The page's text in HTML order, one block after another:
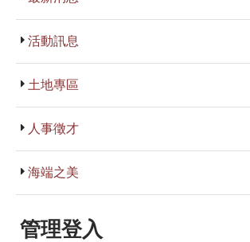
活動訊息
土地專區
人事徵才
海端之美
管理登入